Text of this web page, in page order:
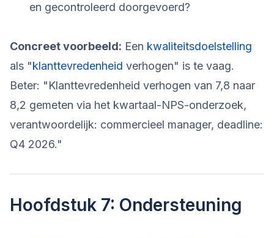
en gecontroleerd doorgevoerd?
Concreet voorbeeld: Een kwaliteitsdoelstelling
als "klanttevredenheid verhogen" is te vaag.
Beter: "Klanttevredenheid verhogen van 7,8 naar
8,2 gemeten via het kwartaal-NPS-onderzoek,
verantwoordelijk: commercieel manager, deadline:
Q4 2026."
Hoofdstuk 7: Ondersteuning